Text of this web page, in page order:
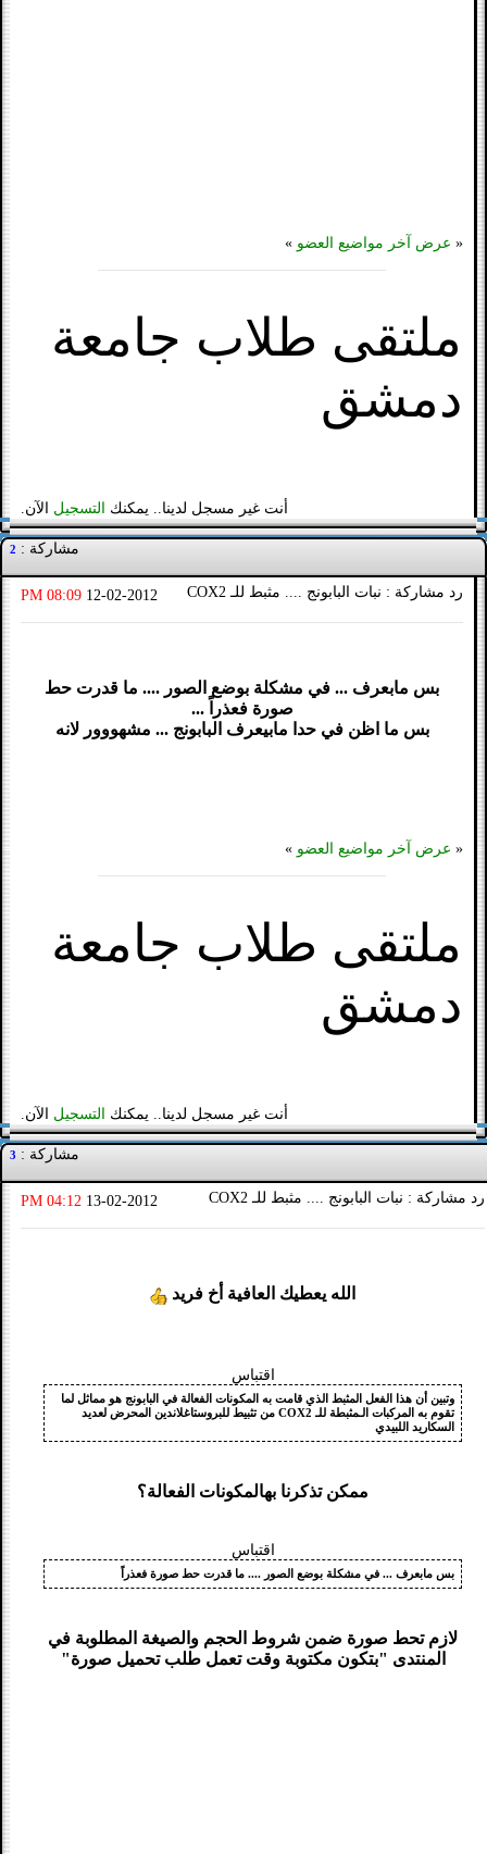
« عرض آخر مواضيع العضو »
ملتقى طلاب جامعة
دمشق
أنت غير مسجل لدينا.. يمكنك التسجيل الآن.
مشاركة : 2
رد مشاركة : نبات البابونج .... مثبط للـ COX2 12-02-2012
08:09 PM
بس مابعرف ... في مشكلة بوضع الصور .... ما قدرت حط
صورة فعذراً ...
بس ما اظن في حدا مابيعرف البابونج ... مشهووور لانه
« عرض آخر مواضيع العضو »
ملتقى طلاب جامعة
دمشق
أنت غير مسجل لدينا.. يمكنك التسجيل الآن.
مشاركة : 3
رد مشاركة : نبات البابونج .... مثبط للـ COX2 13-02-2012
04:12 PM
الله يعطيك العافية أخ فريد
اقتباس
وتبين أن هذا الفعل المثبط الذي قامت به المكونات الفعالة في البابونج هو مماثل لما
تقوم به المركبات الـمثبطة للـ COX2 من تثبيط للبروستاغلاندين المحرض لعديد
السكاريد اللبيدي
ممكن تذكرنا بهالمكونات الفعالة؟
اقتباس
بس مابعرف ... في مشكلة بوضع الصور .... ما قدرت حط صورة فعذراً
لازم تحط صورة ضمن شروط الحجم والصيغة المطلوبة في
المنتدى "بتكون مكتوبة وقت تعمل طلب تحميل صورة"